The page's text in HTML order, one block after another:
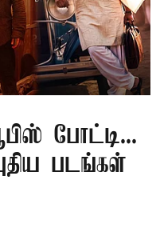
போட்டி...
படங்கள்